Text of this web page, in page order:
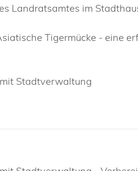
Landratsamtes im
Tigermücke - eine
Stadtverwaltung